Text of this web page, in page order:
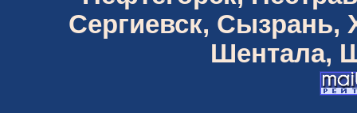
Сергиевск,
Шентала,